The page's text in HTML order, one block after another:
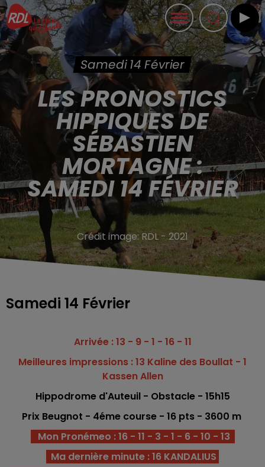
Samedi 14 Février
LES PRONOSTICS
HIPPIQUES DE
SÉBASTIEN
MORTAGNE :
SAMEDI 14 FÉVRIER
Crédit image:RDL - 2021
Samedi 14 Février
Arrivée : 13 - 9 - 1 - 16 - 11
Meilleures impressions : 13 Kaline des Boullat - 1
Kassen Allen
Hippodrome d'Auteuil - Obstacle- 15h15
Prix Beugnot - 4éme course - 16 pts - 3600 m
Mon Pronémeo : 16 - 11 - 3 - 1 - 6 - 10 - 13
Ma dernière minute : 16 KANDALIUS